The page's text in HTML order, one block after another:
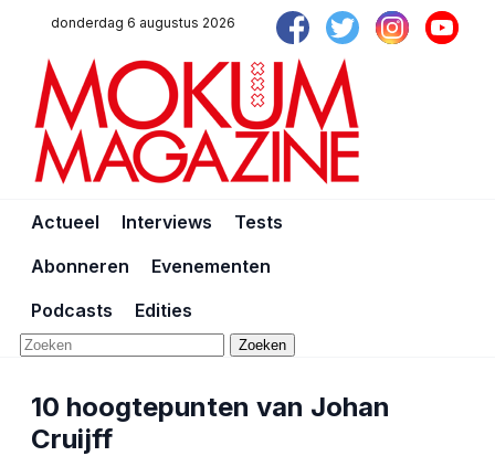
donderdag 6 augustus 2026
Actueel Interviews
Tests
Abonneren
Evenementen
Podcasts
Edities
Zoeken
10 hoogtepunten van Johan
Cruijff